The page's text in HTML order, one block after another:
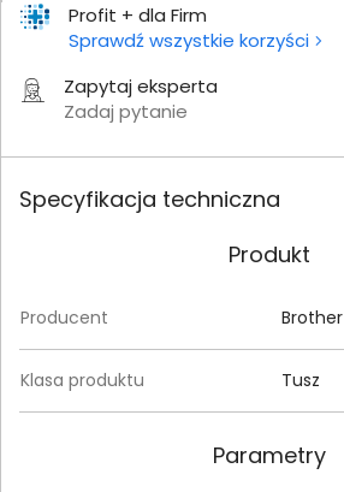
Profit + dla Firm
Sprawdź wszystkie korzyści
Zapytaj eksperta
Zadaj pytanie
Specyfikacja techniczna
Produkt
Producent Brother
Klasa produktu Tusz
Parametry